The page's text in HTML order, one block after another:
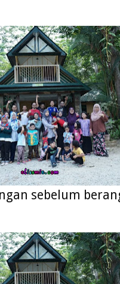
sebelum